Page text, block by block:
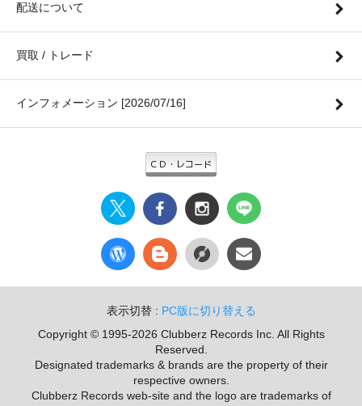
配送について
買取 / トレード
インフォメーション [2026/07/16]
表示切替 : PC版に切り替える
Copyright © 1995-2026 Clubberz Records Inc. All Rights
Reserved.
Designated trademarks & brands are the property of their
respective owners.
Clubberz Records web-site and the logo are trademarks of